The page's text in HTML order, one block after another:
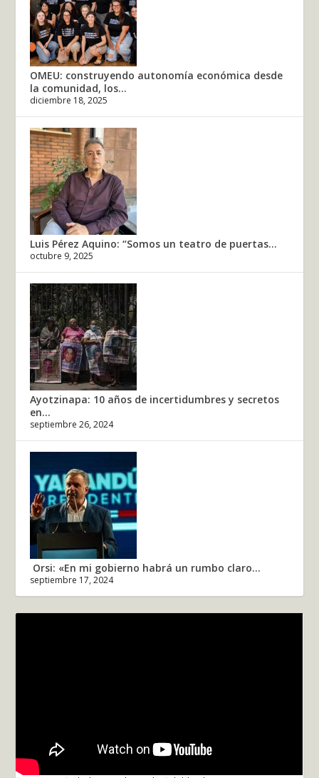
OMEU: construyendo autonomía económica desde
la comunidad, los...
diciembre 18, 2025
Luis Pérez Aquino: “Somos un teatro de puertas...
octubre 9, 2025
Ayotzinapa: 10 años de incertidumbres y secretos
en...
septiembre 26, 2024
Orsi: «En mi gobierno habrá un rumbo claro...
septiembre 17, 2024